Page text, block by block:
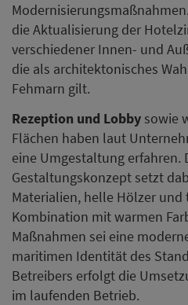
die Aktualisierung der
verschiedener Innen- und
die als architektonisches
Fehmarn gilt.
Rezeption und Lobby sowie
Flächen haben laut
eine Umgestaltung erfahren.
Gestaltungskonzept setzt
Materialien, helle Hölzer
Kombination mit warmen
Maßnahmen sei eine
maritimen Identität des
Betreibers erfolgt die
im laufenden Betrieb.